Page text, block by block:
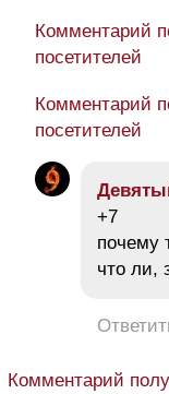
Комментарий
посетителей
Комментарий
посетителей
+7
почему
что ли,
Комментарий